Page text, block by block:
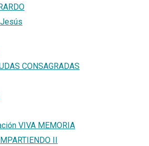
CONSAGRADAS
VIVA MEMORIA
II